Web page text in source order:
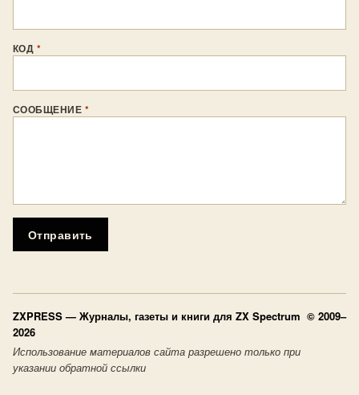
КОД *
СООБЩЕНИЕ *
Отправить
ZXPRESS — Журналы, газеты и книги для ZX Spectrum © 2009–
2026
Использование материалов сайта разрешено только при
указании обратной ссылки